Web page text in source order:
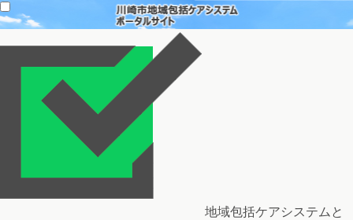
地域包括ケアシステムと